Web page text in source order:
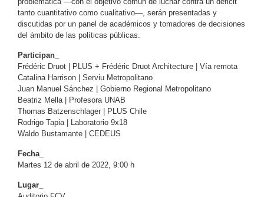
tanto cuantitativo como cualitativo—, serán presentadas y
discutidas por un panel de académicos y tomadores de decisiones
del ámbito de las políticas públicas.
Participan_
Frédéric Druot | PLUS + Frédéric Druot Architecture | Vía remota
Catalina Harrison | Serviu Metropolitano
Juan Manuel Sánchez | Gobierno Regional Metropolitano
Beatriz Mella | Profesora UNAB
Thomas Batzenschlager | PLUS Chile
Rodrigo Tapia | Laboratorio 9x18
Waldo Bustamante | CEDEUS
Fecha_
Martes 12 de abril de 2022, 9:00 h
Lugar_